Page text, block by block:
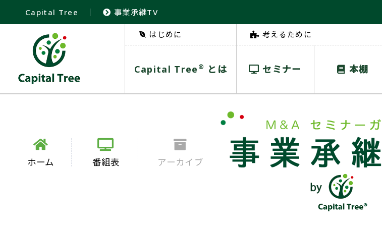
Capital Tree ｜ 事業承継TV
はじめに
Capital Tree ® とは
考えるために
セミナー 本棚
ホーム 番組表 アーカイブ